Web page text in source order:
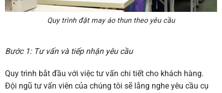
Quy trình đặt may áo thun theo yêu cầu
Bước 1: Tư vấn và tiếp nhận yêu cầu
Quy trình bắt đầu với việc tư vấn chi tiết cho khách hàng.
Đội ngũ tư vấn viên của chúng tôi sẽ lắng nghe yêu cầu cụ